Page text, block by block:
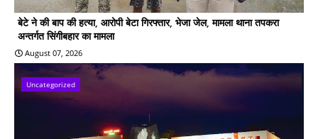
बेटे ने की बाप की हत्या, आरोपी बेटा गिरफ्तार, भेजा जेल, मामला थाना तपकरा
अन्तर्गत सिंगीबहार का मामला
August 07, 2026
Uncategorized